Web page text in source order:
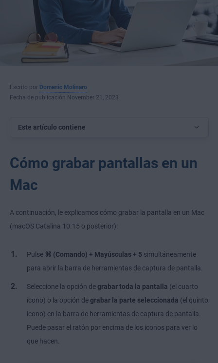
Escrito por Domenic Molinaro
Fecha de publicación November 21, 2023
Este artículo contiene
Cómo grabar pantallas en un
Mac
A continuación, le explicamos cómo grabar la pantalla en un Mac
(macOS Catalina 10.15 o posterior):
Pulse ⌘ (Comando) + Mayúsculas + 5 simultáneamente
para abrir la barra de herramientas de captura de pantalla.
Seleccione la opción de grabar toda la pantalla (el cuarto
icono) o la opción de grabar la parte seleccionada (el quinto
icono) en la barra de herramientas de captura de pantalla.
Puede pasar el ratón por encima de los iconos para ver lo
que hacen.